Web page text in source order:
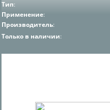
Тип:
Применение:
Производитель:
Только в наличии: